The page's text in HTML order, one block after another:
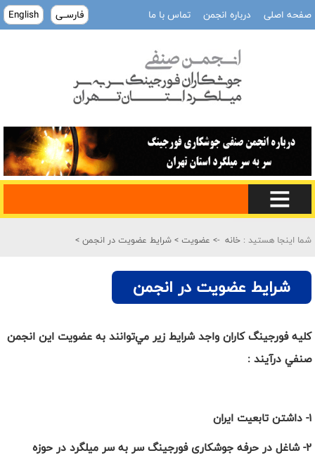
صفحه اصلی درباره انجمن تماس با ما فارســی English
شما اینجا هستید : خانه -> عضویت>شرایط عضویت در انجمن>
شرایط عضویت در انجمن
كليه فورجینگ کاران واجد شرايط زير مي‌توانند به عضويت اين انجمن
صنفي درآيند :
1- داشتن تابعيت ايران
2- شاغل در حرفه جوشکاری فورجینگ سر به سر میلگرد در حوزه